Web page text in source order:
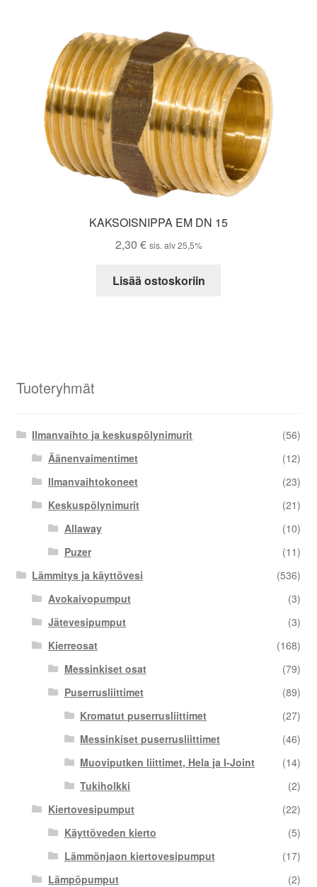
KAKSOISNIPPA EM DN 15
2,30 € sis. alv 25,5%
Lisää ostoskoriin
Tuoteryhmät
Ilmanvaihto ja keskuspölynimurit
(56)
Äänenvaimentimet
(12)
Ilmanvaihtokoneet
(23)
Keskuspölynimurit
(21)
Allaway
(10)
Puzer
(11)
Lämmitys ja käyttövesi
(536)
Avokaivopumput
(3)
Jätevesipumput
(3)
Kierreosat
(168)
Messinkiset osat
(79)
Puserrusliittimet
(89)
Kromatut puserrusliittimet
(27)
Messinkiset puserrusliittimet
(46)
Muoviputken liittimet, Hela ja I-Joint
(14)
Tukiholkki
(2)
Kiertovesipumput
(22)
Käyttöveden kierto
(5)
Lämmönjaon kiertovesipumput
(17)
Lämpöpumput
(2)